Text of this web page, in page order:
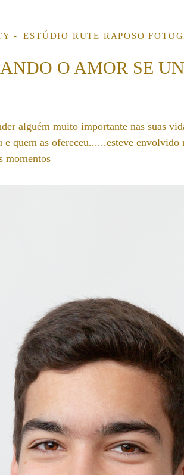
ESTÚDIO RUTE RAPOSO
O AMOR SE
alguém muito importante nas suas
e quem as ofereceu......esteve
momentos